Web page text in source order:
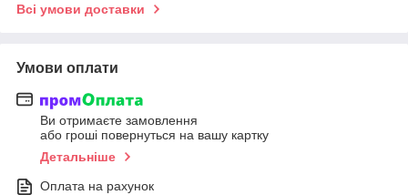
Всі умови доставки
Умови оплати
Ви отримаєте замовлення
або гроші повернуться на вашу картку
Детальніше
Оплата на рахунок